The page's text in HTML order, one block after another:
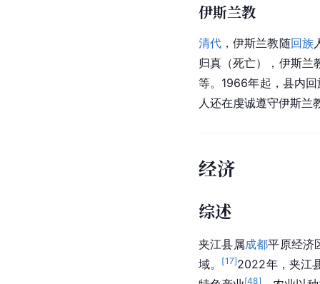
伊斯兰教
清代 ，伊斯兰教随回族
归真（死亡），伊斯兰
等。1966年起，县内
人还在虔诚遵守伊斯兰
经济
综述
夹江县属成都平原经济
域。
[17]2022年，夹江
[48]